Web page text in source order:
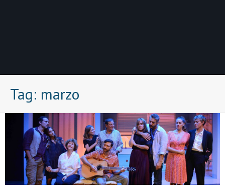
Tag: marzo